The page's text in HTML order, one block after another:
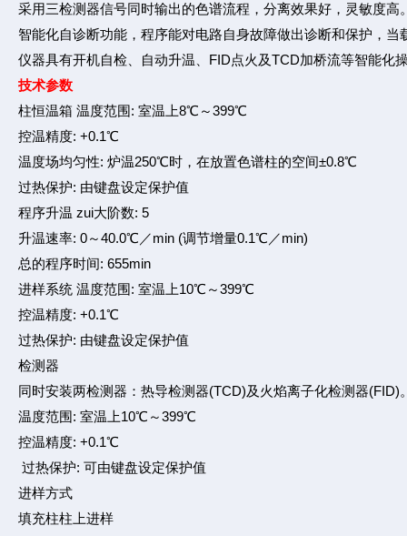
采用三检测器信号同时输出的色谱流程，分离效果好，灵敏度高
智能化自诊断功能，程序能对电路自身故障做出诊断和保护，
仪器具有开机自检、自动升温、FID点火及TCD加桥流等智能化
技术参数
柱恒温箱 温度范围: 室温上8℃～399℃
控温精度: +0.1℃
温度场均匀性: 炉温250℃时，在放置色谱柱的空间±0.8℃
过热保护: 由键盘设定保护值
程序升温 zui大阶数: 5
升温速率: 0～40.0℃／min (调节增量0.1℃／min)
总的程序时间: 655min
进样系统 温度范围: 室温上10℃～399℃
控温精度: +0.1℃
过热保护: 由键盘设定保护值
检测器
同时安装两检测器：热导检测器(TCD)及火焰离子化检测器(FID)
温度范围: 室温上10℃～399℃
控温精度: +0.1℃
过热保护: 可由键盘设定保护值
进样方式
填充柱柱上进样